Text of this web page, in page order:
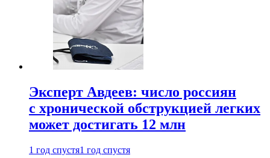
Эксперт Авдеев: число россиян
с хронической обструкцией легких
может достигать 12 млн
1 год спустя1 год спустя